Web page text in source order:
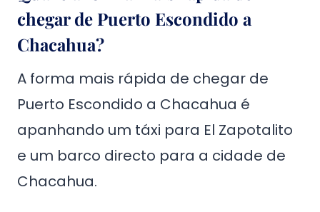
chegar de Puerto Escondido a
Chacahua?
A forma mais rápida de chegar de
Puerto Escondido a Chacahua é
apanhando um táxi para El Zapotalito
e um barco directo para a cidade de
Chacahua.